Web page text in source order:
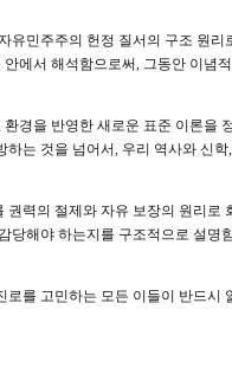
유민주주의 헌정 질서의 구조 원리
에서 해석함으로써, 그동안 이념
경을 반영한 새로운 표준 이론을
는 것을 넘어서, 우리 역사와 신
력의 절제와 자유 보장의 원리로
당해야 하는지를 구조적으로 설명
를 고민하는 모든 이들이 반드시